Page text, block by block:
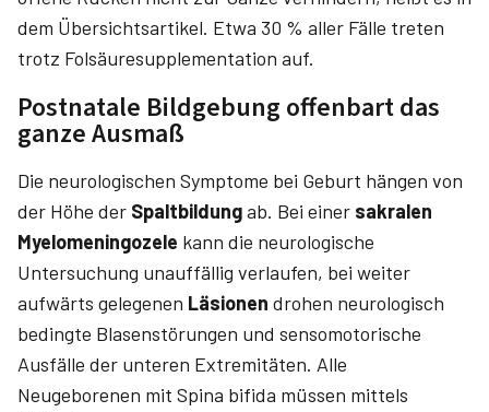
dem Übersichtsartikel. Etwa 30 % aller Fälle treten
trotz Folsäuresupplementation auf.
Postnatale Bildgebung offenbart das
ganze Ausmaß
Die neurologischen Symptome bei Geburt hängen von
der Höhe der Spaltbildungab. Bei einer sakralen
Myelomeningozele kann die neurologische
Untersuchung unauffällig verlaufen, bei weiter
aufwärts gelegenen Läsionen drohen neurologisch
bedingte Blasenstörungen und sensomotorische
Ausfälle der unteren Extremitäten. Alle
Neugeborenen mit ­Spina ­bifida müssen mittels